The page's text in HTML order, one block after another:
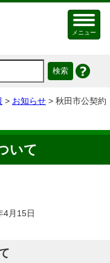
メニュー
> お知らせ > 秋田市公契約
いて
月15日